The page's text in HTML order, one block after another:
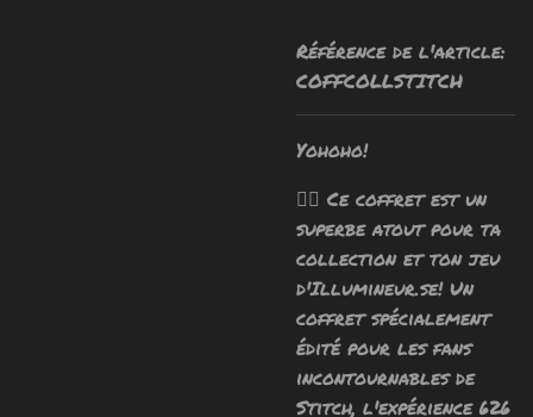
Référence de l'article:
COFFCOLLSTITCH
Yohoho!
🧙‍♂️ Ce coffret est un
superbe atout pour ta
collection et ton jeu
d'Illumineur.se! Un
coffret spécialement
édité pour les fans
incontournables de
Stitch, l'expérience 626